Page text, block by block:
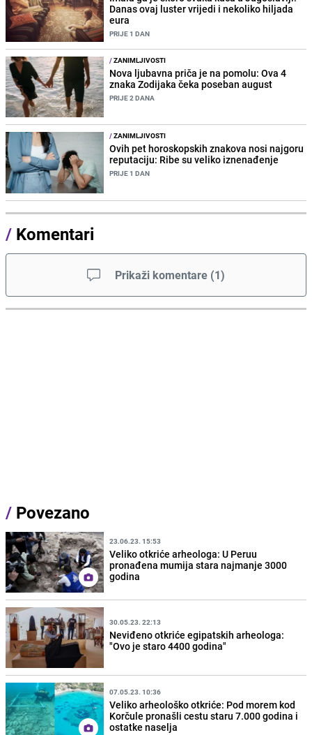
Danas ovaj luster vrijedi i nekoliko hiljada
eura
PRIJE 1 DAN
/ZANIMLJIVOSTI
Nova ljubavna priča je na pomolu: Ova 4
znaka Zodijaka čeka poseban august
PRIJE 2 DANA
/ZANIMLJIVOSTI
Ovih pet horoskopskih znakova nosi najgoru
reputaciju: Ribe su veliko iznenađenje
PRIJE 1 DAN
/ Komentari
Prikaži komentare (1)
/ Povezano
23.06.23. 15:53
Veliko otkriće arheologa: U Peruu
pronađena mumija stara najmanje 3000
godina
30.05.23. 22:13
Neviđeno otkriće egipatskih arheologa:
"Ovo je staro 4400 godina"
07.05.23. 10:36
Veliko arheološko otkriće: Pod morem kod
Korčule pronašli cestu staru 7.000 godina i
ostatke naselja